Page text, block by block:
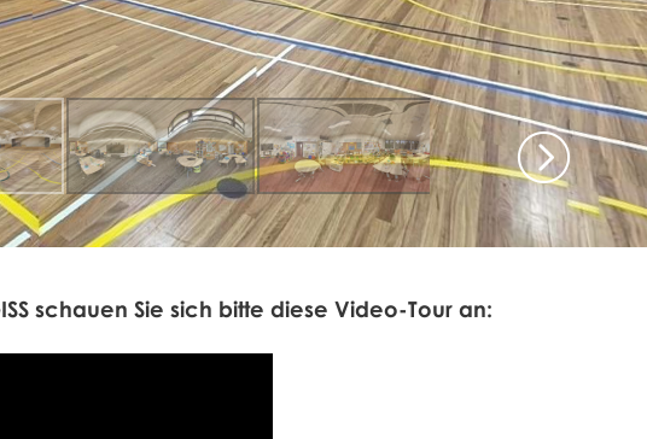
schauen Sie sich bitte diese Video-Tour an: